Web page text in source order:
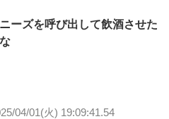
ーズを呼び出して飲酒させた
04/01(火) 19:09:41.54